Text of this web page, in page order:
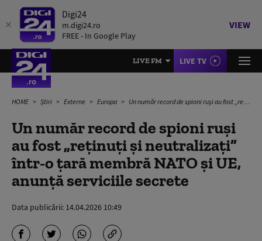
Digi24
m.digi24.ro
FREE - In Google Play
VIEW
LIVE FM LIVE TV
HOME Știri Externe Europa Un număr record de spioni ruși au fost „reținuți și neutralizați” într-o țară membră NATO și UE, anunță serviciile secrete
Un număr record de spioni ruși
au fost „reținuți și neutralizați”
într-o țară membră NATO și UE,
anunță serviciile secrete
Data publicării: 14.04.2026 10:49